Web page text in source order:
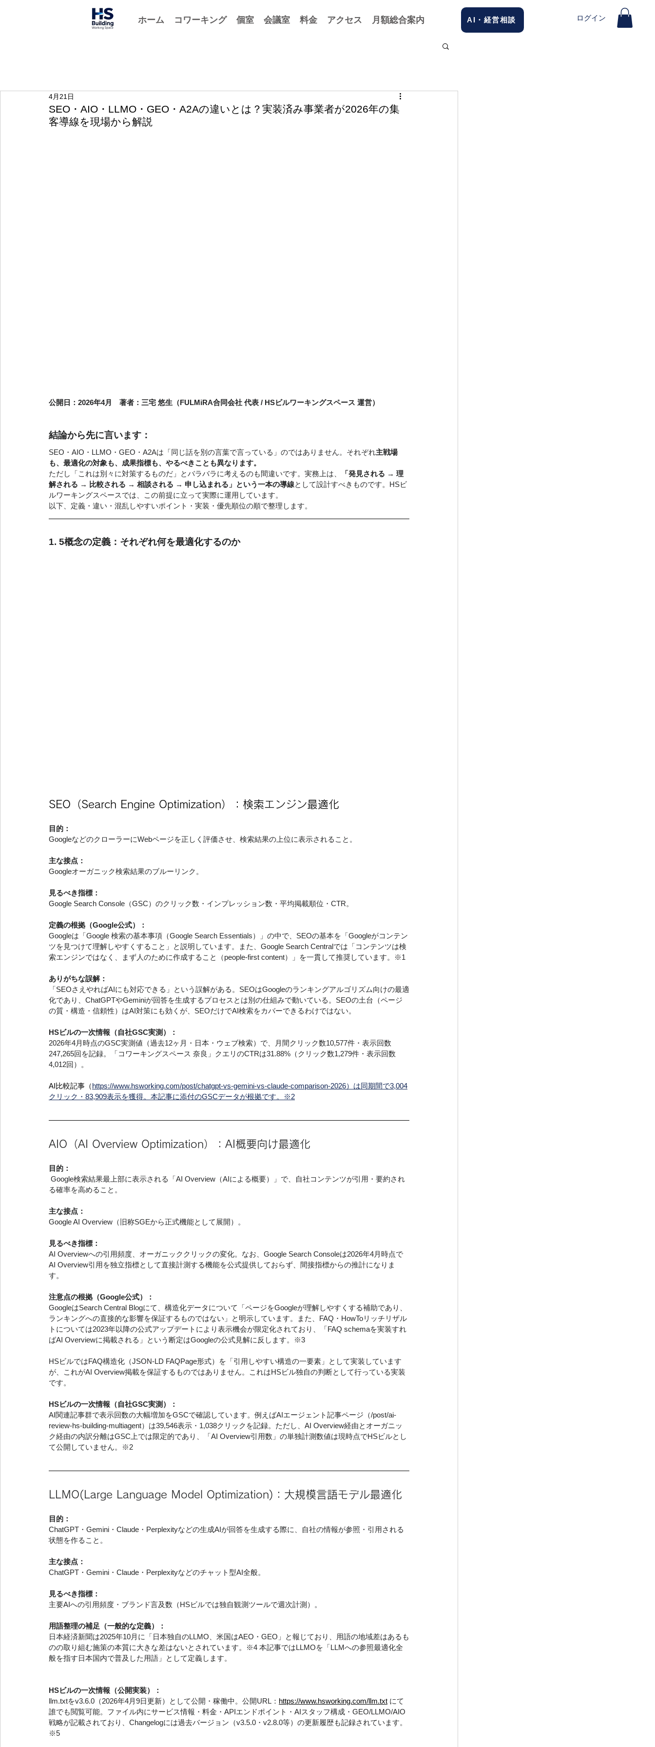
ホーム コワーキング 個室 会議室 料金 アクセス 月額総合案内 AI・経営相談 ログイン
SEO・AIO・LLMO・GEO・A2Aの違いとは？実装済み事業者が2026年の集
客導線を現場から解説
4月21日
公開日：2026年4月　著者：三宅 悠生（FULMiRA合同会社 代表 / HSビルワーキングスペース 運営）
結論から先に言います：
SEO・AIO・LLMO・GEO・A2Aは「同じ話を別の言葉で言っている」のではありません。それぞれ主戦場
も、最適化の対象も、成果指標も、やるべきことも異なります。
ただし「これは別々に対策するものだ」とバラバラに考えるのも間違いです。実務上は、
「発見される → 理
解される → 比較される → 相談される → 申し込まれる」という一本の導線として設計すべきものです。HSビ
ルワーキングスペースでは、この前提に立って実際に運用しています。
以下、定義・違い・混乱しやすいポイント・実装・優先順位の順で整理します。
1. 5概念の定義：それぞれ何を最適化するのか
SEO（Search Engine Optimization）：検索エンジン最適化
目的：
GoogleなどのクローラーにWebページを正しく評価させ、検索結果の上位に表示されること。
主な接点：
Googleオーガニック検索結果のブルーリンク。
見るべき指標：
Google Search Console（GSC）のクリック数・インプレッション数・平均掲載順位・CTR。
定義の根拠（Google公式）：
Googleは「Google 検索の基本事項（Google Search Essentials）」の中で、SEOの基本を「Googleがコンテン
ツを見つけて理解しやすくすること」と説明しています。また、Google Search Centralでは「コンテンツは検
索エンジンではなく、まず人のために作成すること（people-first content）」を一貫して推奨しています。※1
ありがちな誤解：
「SEOさえやればAIにも対応できる」という誤解がある。SEOはGoogleのランキングアルゴリズム向けの最適
化であり、ChatGPTやGeminiが回答を生成するプロセスとは別の仕組みで動いている。SEOの土台（ページ
の質・構造・信頼性）はAI対策にも効くが、SEOだけでAI検索をカバーできるわけではない。
HSビルの一次情報（自社GSC実測）：
2026年4月時点のGSC実測値（過去12ヶ月・日本・ウェブ検索）で、月間クリック数10,577件・表示回数
247,265回を記録。「コワーキングスペース 奈良」クエリのCTRは31.88%（クリック数1,279件・表示回数
4,012回）。
AI比較記事（https://www.hsworking.com/post/chatgpt-vs-gemini-vs-claude-comparison-2026）は同期間で3,004
クリック・83,909表示を獲得。本記事に添付のGSCデータが根拠です。※2
AIO（AI Overview Optimization）：AI概要向け最適化
目的：
る確率を高めること。
主な接点：
Google AI Overview（旧称SGEから正式機能として展開）。
見るべき指標：
AI Overviewへの引用頻度、オーガニッククリックの変化。なお、Google Search Consoleは2026年4月時点で
AI Overview引用を独立指標として直接計測する機能を公式提供しておらず、間接指標からの推計になりま
す。
注意点の根拠（Google公式）：
GoogleはSearch Central Blogにて、構造化データについて「ページをGoogleが理解しやすくする補助であり、
ランキングへの直接的な影響を保証するものではない」と明示しています。また、FAQ・HowToリッチリザル
トについては2023年以降の公式アップデートにより表示機会が限定化されており、「FAQ schemaを実装すれ
ばAI Overviewに掲載される」という断定はGoogleの公式見解に反します。※3
HSビルではFAQ構造化（JSON-LD FAQPage形式）を「引用しやすい構造の一要素」として実装しています
が、これがAI Overview掲載を保証するものではありません。これはHSビル独自の判断として行っている実装
です。
HSビルの一次情報（自社GSC実測）：
AI関連記事群で表示回数の大幅増加をGSCで確認しています。例えばAIエージェント記事ページ（/post/ai-
review-hs-building-multiagent）は39,546表示・1,038クリックを記録。ただし、AI Overview経由とオーガニッ
ク経由の内訳分離はGSC上では限定的であり、「AI Overview引用数」の単独計測数値は現時点でHSビルとし
て公開していません。※2
LLMO(Large Language Model Optimization)：大規模言語モデル最適化
目的：
ChatGPT・Gemini・Claude・Perplexityなどの生成AIが回答を生成する際に、自社の情報が参照・引用される
状態を作ること。
主な接点：
ChatGPT・Gemini・Claude・Perplexityなどのチャット型AI全般。
見るべき指標：
主要AIへの引用頻度・ブランド言及数（HSビルでは独自観測ツールで週次計測）。
用語整理の補足（一般的な定義）：
日本経済新聞は2025年10月に「日本独自のLLMO、米国はAEO・GEO」と報じており、用語の地域差はあるも
のの取り組む施策の本質に大きな差はないとされています。※4 本記事ではLLMOを「LLMへの参照最適化全
般を指す日本国内で普及した用語」として定義します。
HSビルの一次情報（公開実装）：
llm.txtをv3.6.0（2026年4月9日更新）として公開・稼働中。公開URL： https://www.hsworking.com/llm.txt にて
誰でも閲覧可能。ファイル内にサービス情報・料金・APIエンドポイント・AIスタッフ構成・GEO/LLMO/AIO
戦略が記載されており、Changelogには過去バージョン（v3.5.0・v2.8.0等）の更新履歴も記録されています。
※5